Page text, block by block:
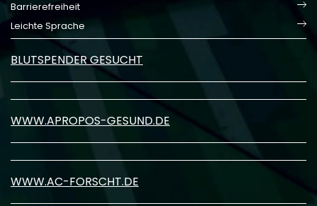
Barrierefreiheit
Leichte Sprache
BLUTSPENDER GESUCHT
WWW.APROPOS-GESUND.DE
WWW.AC-FORSCHT.DE